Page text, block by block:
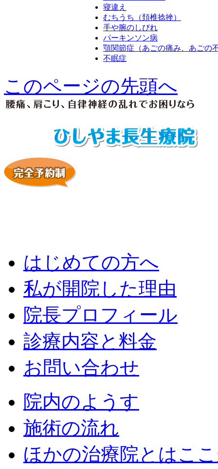
寝違え
むちうち（頚椎捻挫）
手や腕のしびれ
パーキンソン病
顎関節症（あごの痛み、あごの
不眠症
このページの先頭へ
はじめての方へ
私が開院した理由
院長プロフィール
診療内容と料金
お問い合わせ
院内のようす
施術の流れ
ほかの治療院とはこ